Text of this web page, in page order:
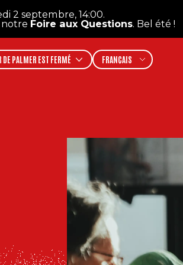
14:00.
Foire aux Questions. Bel été !
DE PALMER EST FERMÉ